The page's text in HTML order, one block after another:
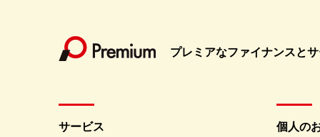
プレミアなファイナンスと
サービス 個人の